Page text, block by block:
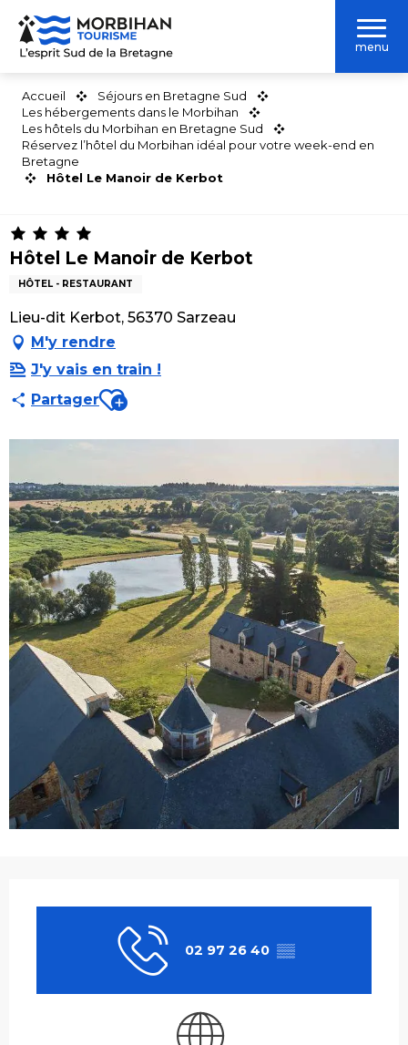
Aller
contenu
menu
Accueil
Séjours en Bretagne Sud
Les hébergements dans le Morbihan
Les hôtels du Morbihan en Bretagne Sud
Réservez l’hôtel du Morbihan idéal pour votre week-end en
Bretagne
Hôtel Le Manoir de Kerbot
Hôtel Le Manoir de Kerbot
HÔTEL - RESTAURANT
Lieu-dit Kerbot, 56370 Sarzeau
M'y rendre
J'y vais en train !
PartagerAjouter aux favoris
02 97 26 40 ▒▒